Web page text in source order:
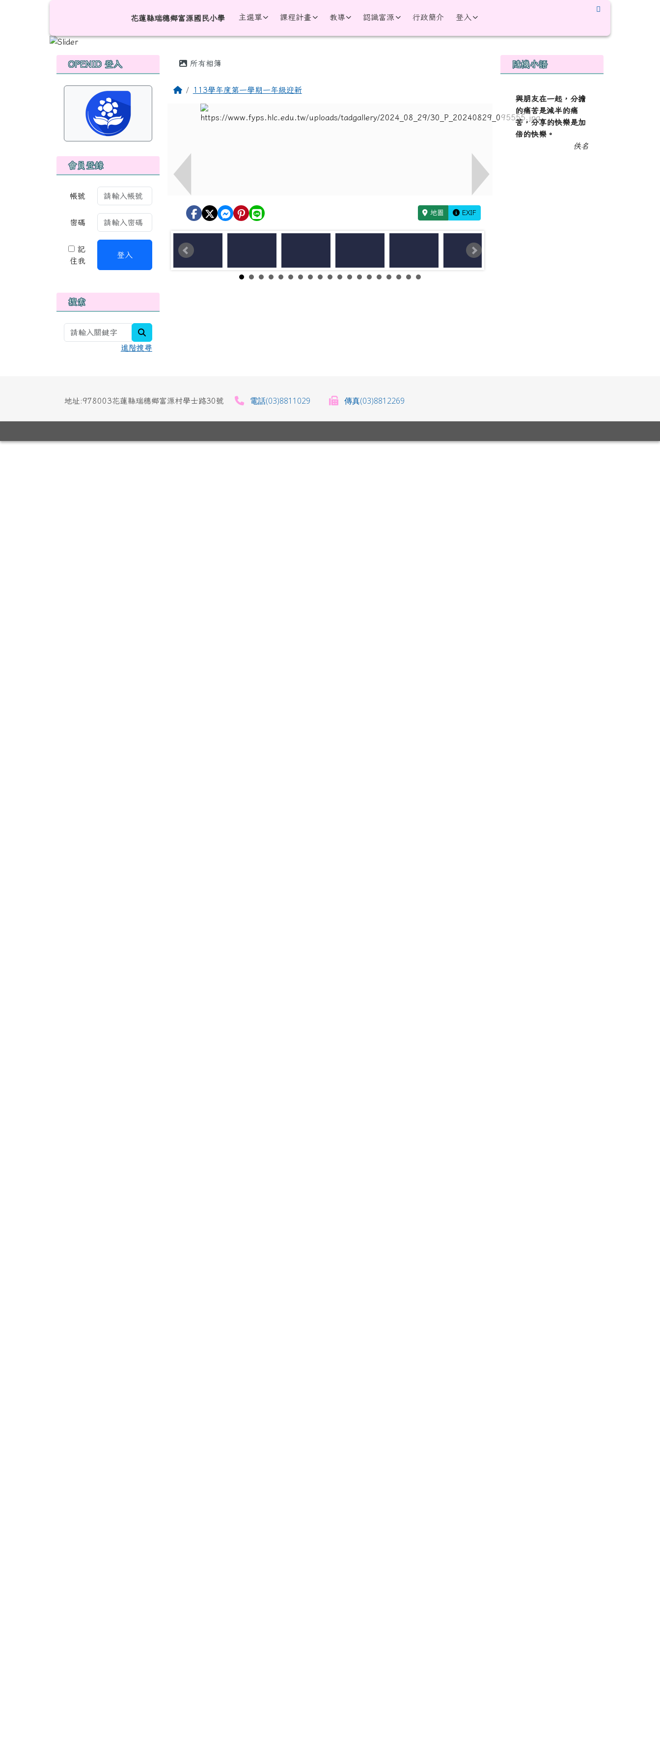
花蓮縣瑞穗鄉富源國民小學
花蓮縣瑞穗鄉富源國民小學 主選單 課程計畫 教導 認識富源 行政簡介 登入
左邊區域內容
OPENID 登入
會員登錄
帳號
密碼
記
住我
登入
搜索
進階搜尋
主內容區域
所有相簿
回首頁113學年度第一學期一年級迎新
地圖 EXIF
右邊區域內容
隨機小語
與朋友在一起，分擔
的痛苦是減半的痛
苦，分享的快樂是加
倍的快樂。
佚名
頁尾區域
地址:978003花蓮縣瑞穗鄉富源村學士路30號 電話(03)8811029 傳真(03)8812269